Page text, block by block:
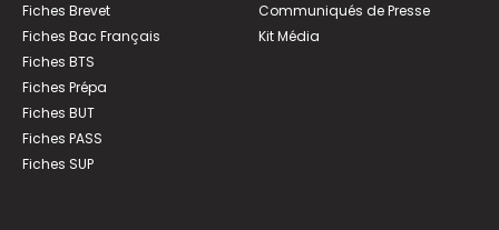
Fiches Brevet
Fiches Bac Français
Fiches BTS
Fiches Prépa
Fiches BUT
Fiches PASS
Fiches SUP
Communiqués de Presse
Kit Média